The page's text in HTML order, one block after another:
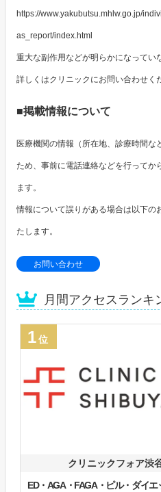
https://www.yakubutsu.mhlw.go.jp/
as_report/index.html
重大な副作用などが明らかになってい
詳しくはクリニックにお問い合わせく
■掲載情報について
医療機関の情報（所在地、診療時間な
ため、事前に電話連絡などを行ってか
ます。
情報について誤りがある場合は以下の
たします。
お問い合わせ
月間アクセスランキ
1位
クリニックフォア渋
ED・AGA・FAGA・ピル・ダイエ